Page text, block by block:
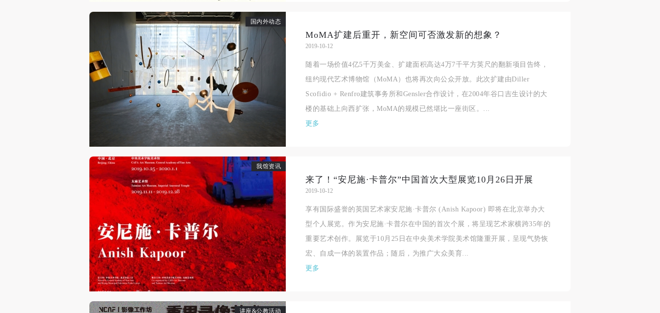
国内外动态
MoMA扩建后重开，新空间可否激发新的想象？
2019-10-12
随着一场价值4亿5千万美金、扩建面积高达4万7千平方英尺的翻新项目告终，
纽约现代艺术博物馆（MoMA）也将再次向公众开放。此次扩建由Diller
Scofidio + Renfro建筑事务所和Gensler合作设计，在2004年谷口吉生设计的大
楼的基础上向西扩张，MoMA的规模已然堪比一座街区。...
更多
我馆资讯
来了！“安尼施·卡普尔”中国首次大型展览10月26日开展
2019-10-12
享有国际盛誉的英国艺术家安尼施·卡普尔 (Anish Kapoor) 即将在北京举办大
型个人展览。作为安尼施·卡普尔在中国的首次个展，将呈现艺术家横跨35年的
重要艺术创作。展览于10月25日在中央美术学院美术馆隆重开展，呈现气势恢
宏、自成一体的装置作品；随后，为推广大众美育...
更多
讲座&公教活动
第五条
参加活动者在此次活动期间应主动遵守美术馆活动秩序、维护美术馆场地及
展示、展览、馆藏艺术作品及衍生品的安全。活动中一旦因个人原因造成美
术馆场地、空间、艺术品、衍生品等受到不同程度的损失、破坏。活动中任
何非事故当事人及美术馆将不承担相应的责任与损失，应由参与活动者根据
相应的法律条文、组织规定进行协商和赔偿。并追究相应的法律责任和经济
责任。
第六条
施，若参与者因个人原因在使用相应绘画工具、创作材料及配套设备、设施
造成个人受伤、伤害他人及造成相应工具、材料、设备或设施的故障或损
坏。参与活动者应当承当相应的全部责任，并主动赔偿相应的经济损失。活
动中任何非事故当事人及美术馆将不承担人身事故的任何责任。
中央美术学院美术馆肖像权许可使用协议
根据《中华人民共和国广告法》、《中华人民共和国民法通则》以及 最高人
民法院关于贯彻执行 《中华人民共和国民法通则》若干问题的意见（试行）>
的有关规定，为明确肖像许可方（甲方）和使用方（乙方）的权利义务关
系，经双方友好协商，甲乙双方就带有甲方肖像的作品的使用达成如下一致
第五条
参加活动者在此次活动期间应主动遵守美术馆活动秩序、维护美术馆场地及
展示、展览、馆藏艺术作品及衍生品的安全。活动中一旦因个人原因造成美
术馆场地、空间、艺术品、衍生品等受到不同程度的损失、破坏。活动中任
何非事故当事人及美术馆将不承担相应的责任与损失，应由参与活动者根据
相应的法律条文、组织规定进行协商和赔偿。并追究相应的法律责任和经济
责任。
第六条
施，若参与者因个人原因在使用相应绘画工具、创作材料及配套设备、设施
造成个人受伤、伤害他人及造成相应工具、材料、设备或设施的故障或损
坏。参与活动者应当承当相应的全部责任，并主动赔偿相应的经济损失。活
动中任何非事故当事人及美术馆将不承担人身事故的任何责任。
中央美术学院美术馆肖像权许可使用协议
根据《中华人民共和国广告法》、《中华人民共和国民法通则》以及 最高人
民法院关于贯彻执行 《中华人民共和国民法通则》若干问题的意见（试行）>
的有关规定，为明确肖像许可方（甲方）和使用方（乙方）的权利义务关
系，经双方友好协商，甲乙双方就带有甲方肖像的作品的使用达成如下一致
第五条
参加活动者在此次活动期间应主动遵守美术馆活动秩序、维护美术馆场地及
展示、展览、馆藏艺术作品及衍生品的安全。活动中一旦因个人原因造成美
术馆场地、空间、艺术品、衍生品等受到不同程度的损失、破坏。活动中任
何非事故当事人及美术馆将不承担相应的责任与损失，应由参与活动者根据
相应的法律条文、组织规定进行协商和赔偿。并追究相应的法律责任和经济
责任。
第六条
施，若参与者因个人原因在使用相应绘画工具、创作材料及配套设备、设施
造成个人受伤、伤害他人及造成相应工具、材料、设备或设施的故障或损
坏。参与活动者应当承当相应的全部责任，并主动赔偿相应的经济损失。活
动中任何非事故当事人及美术馆将不承担人身事故的任何责任。
中央美术学院美术馆肖像权许可使用协议
根据《中华人民共和国广告法》、《中华人民共和国民法通则》以及 最高人
民法院关于贯彻执行 《中华人民共和国民法通则》若干问题的意见（试行）>
的有关规定，为明确肖像许可方（甲方）和使用方（乙方）的权利义务关
系，经双方友好协商，甲乙双方就带有甲方肖像的作品的使用达成如下一致